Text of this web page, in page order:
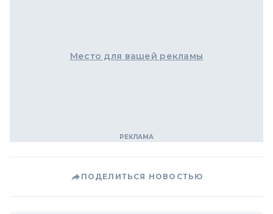
Место для вашей рекламы
ПОДЕЛИТЬСЯ НОВОСТЬЮ